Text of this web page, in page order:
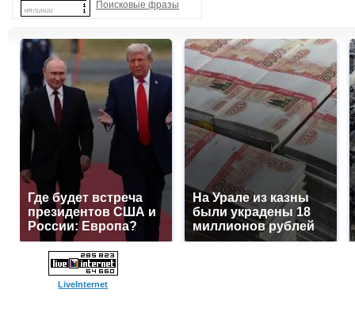
Поисковые фразы
Где будет встреча
президентов США и
России: Европа?
На Урале из казны
были украдены 18
миллионов рублей
LiveInternet